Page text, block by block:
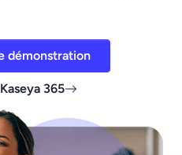
démonstration
365